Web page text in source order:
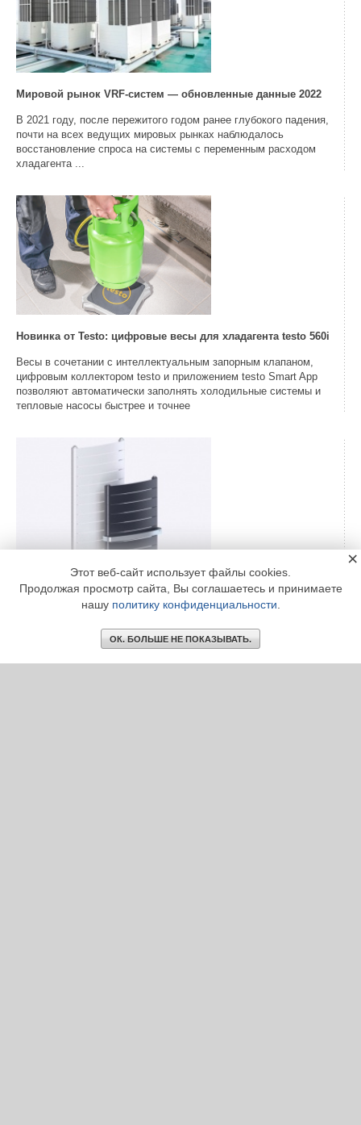
Мировой рынок VRF-систем — обновленные данные 2022
В 2021 году, после пережитого годом ранее глубокого падения,
почти на всех ведущих мировых рынках наблюдалось
восстановление спроса на системы с переменным расходом
хладагента ...
Новинка от Testo: цифровые весы для хладагента testo 560i
Весы в сочетании с интеллектуальным запорным клапаном,
цифровым коллектором testo и приложением testo Smart App
позволяют автоматически заполнять холодильные системы и
тепловые насосы быстрее и точнее
Биметаллические радиаторы RIFAR Convex: дизайн-
радиаторы для российских условий
частных, так и многоквартирных домов с различными
теплоносителями ...
Этот веб-сайт использует файлы cookies.
Продолжая просмотр сайта, Вы соглашаетесь и принимаете
нашу политику конфиденциальности
ОК. БОЛЬШЕ НЕ ПОКАЗЫВАТЬ.
×